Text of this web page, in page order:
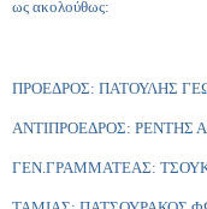
ως ακολούθως:
ΠΡΟΕΔΡΟΣ: ΠΑΤΟΥΛΗΣ
ΑΝΤΙΠΡΟΕΔΡΟΣ: ΡΕΝΤΗΣ
ΓΕΝ.ΓΡΑΜΜΑΤΕΑΣ: